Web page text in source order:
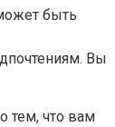
быть
Вы
тем, что вам